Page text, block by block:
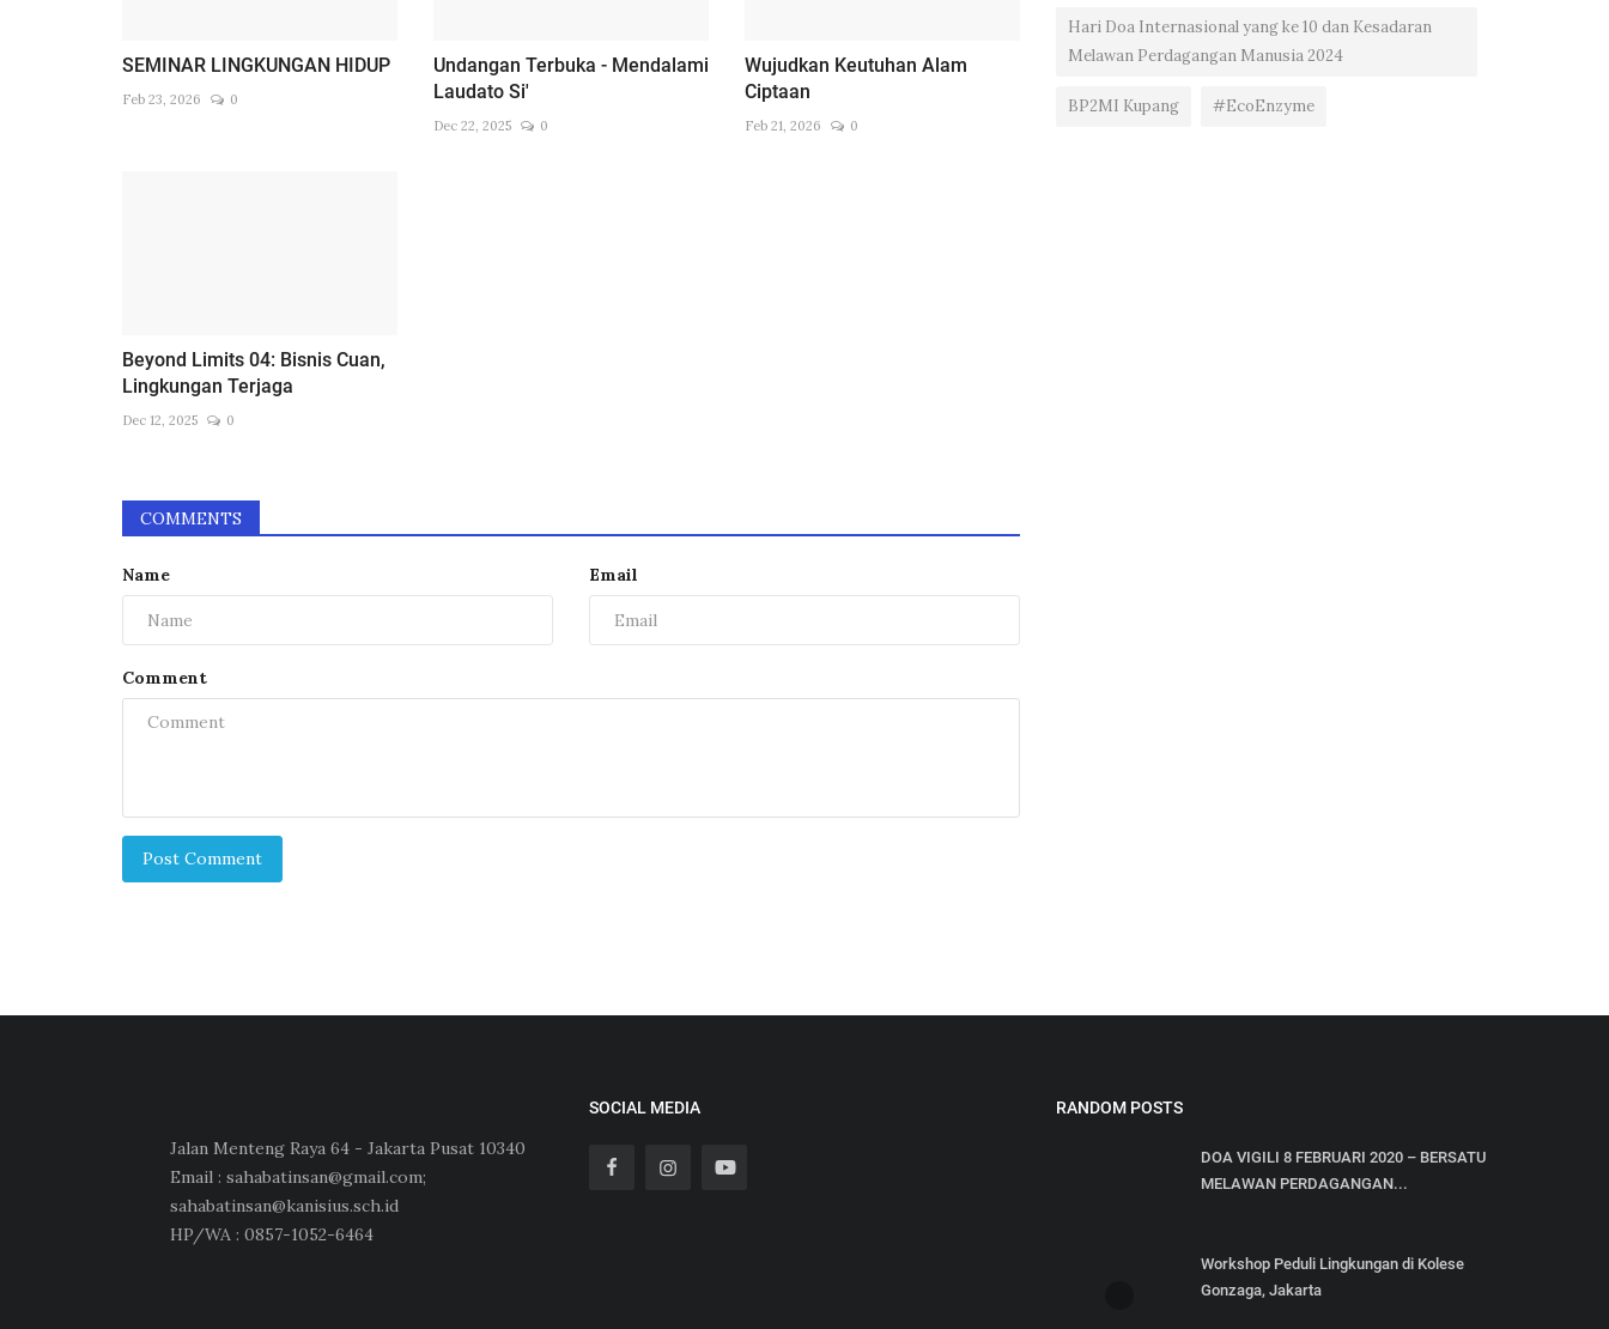
SEMINAR LINGKUNGAN HIDUP
Feb 23, 2026 0
Undangan Terbuka - Mendalami
Laudato Si'
Dec 22, 2025 0
Wujudkan Keutuhan Alam
Ciptaan
Feb 21, 2026 0
Beyond Limits 04: Bisnis Cuan,
Lingkungan Terjaga
Dec 12, 2025 0
COMMENTS
Name Email
Comment
Post Comment
Hari Doa Internasional yang ke 10 dan Kesadaran
Melawan Perdagangan Manusia 2024
BP2MI Kupang #EcoEnzyme
Jalan Menteng Raya 64 - Jakarta Pusat 10340
Email : sahabatinsan@gmail.com;
sahabatinsan@kanisius.sch.id
HP/WA : 0857-1052-6464
SOCIAL MEDIA RANDOM POSTS
DOA VIGILI 8 FEBRUARI 2020 – BERSATU
MELAWAN PERDAGANGAN...
Workshop Peduli Lingkungan di Kolese
Gonzaga, Jakarta